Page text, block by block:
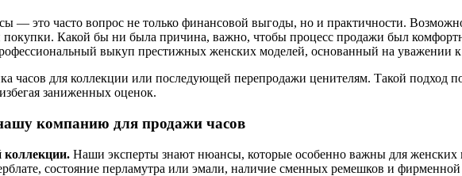
— это часто вопрос не только финансовой выгоды, но и практичности.
покупки. Какой бы ни была причина, важно, чтобы процесс продажи был
выкуп престижных женских моделей, основанный на уважении
часов для коллекции или последующей перепродажи ценителям. Такой подход
заниженных оценок.
компанию для продажи часов
коллекции. Наши эксперты знают нюансы, которые особенно важны для женских
состояние перламутра или эмали, наличие сменных ремешков и